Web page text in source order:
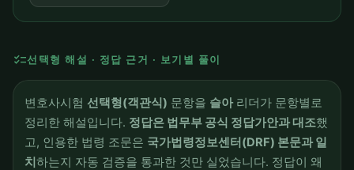
checklist선택형 해설 · 정답 근거 · 보기별 풀이
변호사시험 선택형(객관식) 문항을 슬아리더가 문항별로
정리한 해설입니다. 정답은 법무부 공식 정답가안과 대조했
고, 인용한 법령 조문은 국가법령정보센터(DRF) 본문과 일
치하는지 자동 검증을 통과한 것만 실었습니다. 정답이 왜